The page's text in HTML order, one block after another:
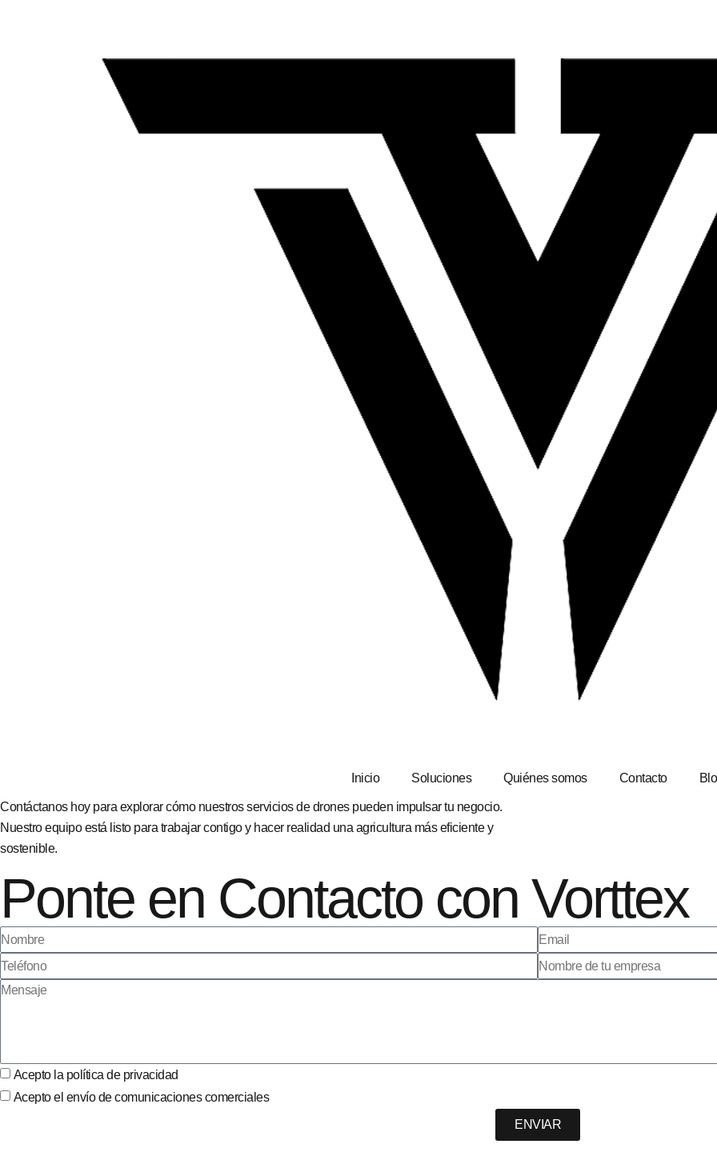
Inicio Soluciones Quiénes somos Contacto
Contáctanos hoy para explorar cómo nuestros servicios de drones pueden impulsar tu negocio.
Nuestro equipo está listo para trabajar contigo y hacer realidad una agricultura más eficiente y
sostenible.
Ponte en Contacto con Vorttex
Acepto la política de privacidad
Acepto el envío de comunicaciones comerciales
ENVIAR